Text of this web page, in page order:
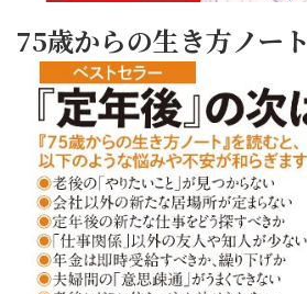
75歳からの生き方ノート